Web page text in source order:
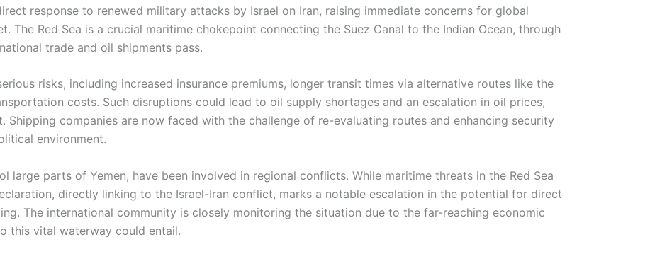
response to renewed military attacks by Israel on Iran, raising immediate concerns for global
The Red Sea is a crucial maritime chokepoint connecting the Suez Canal to the Indian Ocean, through
trade and oil shipments pass.
risks, including increased insurance premiums, longer transit times via alternative routes like the
costs. Such disruptions could lead to oil supply shortages and an escalation in oil prices,
Shipping companies are now faced with the challenge of re-evaluating routes and enhancing security
environment.
large parts of Yemen, have been involved in regional conflicts. While maritime threats in the Red Sea
directly linking to the Israel-Iran conflict, marks a notable escalation in the potential for direct
The international community is closely monitoring the situation due to the far-reaching economic
this vital waterway could entail.